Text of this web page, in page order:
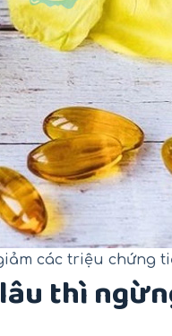
các triệu chứng
thì